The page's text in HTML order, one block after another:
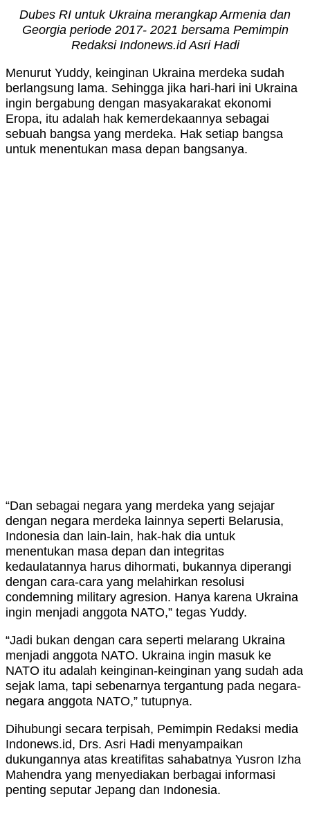
Dubes RI untuk Ukraina merangkap Armenia dan
Georgia periode 2017- 2021 bersama Pemimpin
Redaksi Indonews.id Asri Hadi
Menurut Yuddy, keinginan Ukraina merdeka sudah
berlangsung lama. Sehingga jika hari-hari ini Ukraina
ingin bergabung dengan masyakarakat ekonomi
Eropa, itu adalah hak kemerdekaannya sebagai
sebuah bangsa yang merdeka. Hak setiap bangsa
untuk menentukan masa depan bangsanya.
“Dan sebagai negara yang merdeka yang sejajar
dengan negara merdeka lainnya seperti Belarusia,
Indonesia dan lain-lain, hak-hak dia untuk
menentukan masa depan dan integritas
kedaulatannya harus dihormati, bukannya diperangi
dengan cara-cara yang melahirkan resolusi
condemning military agresion. Hanya karena Ukraina
ingin menjadi anggota NATO,” tegas Yuddy.
“Jadi bukan dengan cara seperti melarang Ukraina
menjadi anggota NATO. Ukraina ingin masuk ke
NATO itu adalah keinginan-keinginan yang sudah ada
sejak lama, tapi sebenarnya tergantung pada negara-
negara anggota NATO,” tutupnya.
Dihubungi secara terpisah, Pemimpin Redaksi media
Indonews.id, Drs. Asri Hadi menyampaikan
dukungannya atas kreatifitas sahabatnya Yusron Izha
Mahendra yang menyediakan berbagai informasi
penting seputar Jepang dan Indonesia.